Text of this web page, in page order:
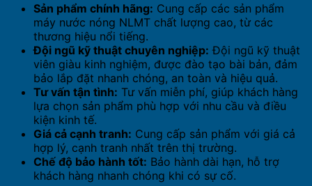
Sản phẩm chính hãng: Cung cấp các sản phẩm
máy nước nóng NLMT chất lượng cao, từ các
thương hiệu nổi tiếng.
Đội ngũ kỹ thuật chuyên nghiệp: Đội ngũ kỹ thuật
viên giàu kinh nghiệm, được đào tạo bài bản, đảm
bảo lắp đặt nhanh chóng, an toàn và hiệu quả.
Tư vấn tận tình: Tư vấn miễn phí, giúp khách hàng
lựa chọn sản phẩm phù hợp với nhu cầu và điều
kiện kinh tế.
Giá cả cạnh tranh: Cung cấp sản phẩm với giá cả
hợp lý, cạnh tranh nhất trên thị trường.
Chế độ bảo hành tốt: Bảo hành dài hạn, hỗ trợ
khách hàng nhanh chóng khi có sự cố.